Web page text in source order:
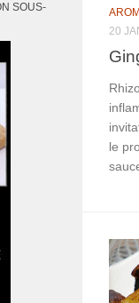
20
le
SOUS-